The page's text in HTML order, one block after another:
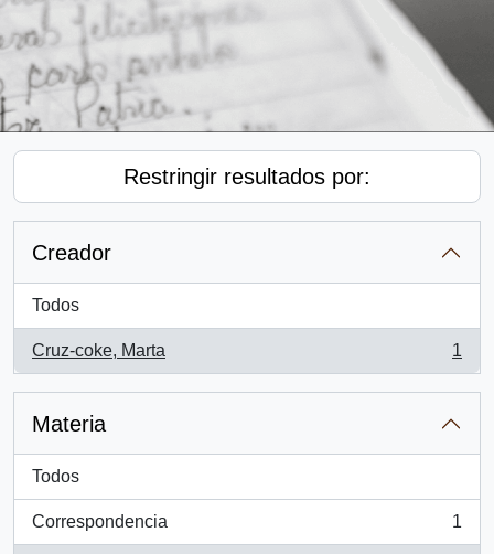
Restringir resultados por:
Creador
Todos
Cruz-coke, Marta
, 1 resultados
1
Materia
Todos
Correspondencia
, 1 resultados
1